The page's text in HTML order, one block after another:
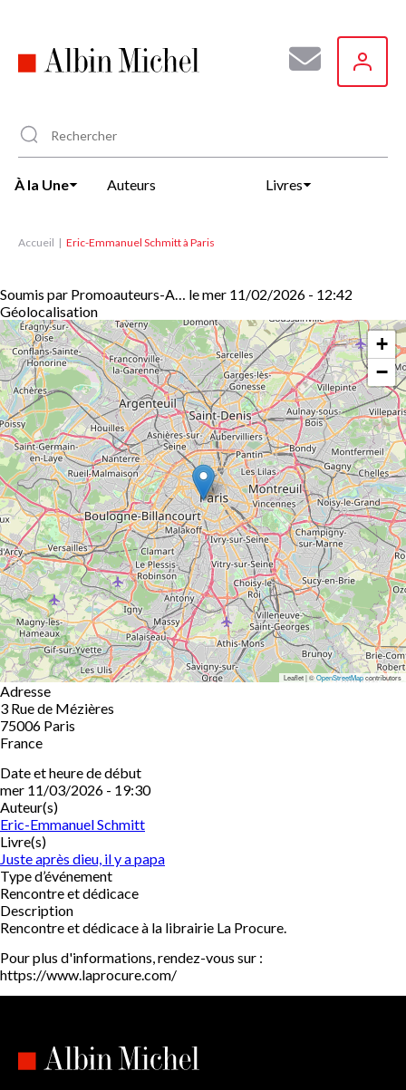
principal
À la Une Auteurs Livres
Accueil Eric-Emmanuel Schmitt à Paris
Soumis par Promoauteurs-A… lemer 11/02/2026 - 12:42
Géolocalisation
+
−
Leaflet | ©OpenStreetMapcontributors
Adresse
3 Rue de Mézières
75006 Paris
France
Date et heure de début
mer 11/03/2026 - 19:30
Auteur(s)
Eric-Emmanuel Schmitt
Livre(s)
Juste après dieu, il y a papa
Type d’événement
Rencontre et dédicace
Description
Rencontre et dédicace à la librairie La Procure.
Pour plus d'informations, rendez-vous sur :
https://www.laprocure.com/